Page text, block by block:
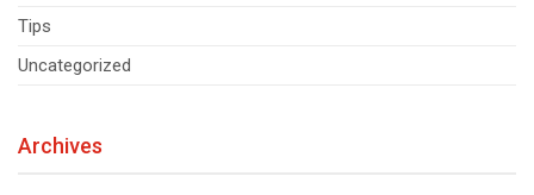
Tips
Uncategorized
Archives